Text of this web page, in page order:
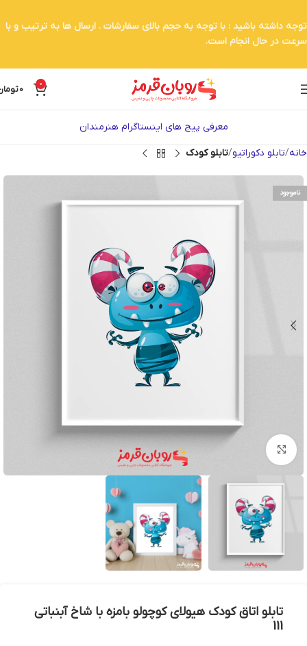
0
0
معرفی پیج های اینستاگرام هنرمندان
خانه تابلو دکوراتیو تابلو کودک
ناموجود
بزرگنمایی تصویر
تابلو اتاق کودک هیولای کوچولو بامزه با شاخ آبنباتی
111
توجه داشته باشید : با توجه به حجم بالای سفارشات . ارسال ها به ترتیب و با
سرعت در حال انجام است.